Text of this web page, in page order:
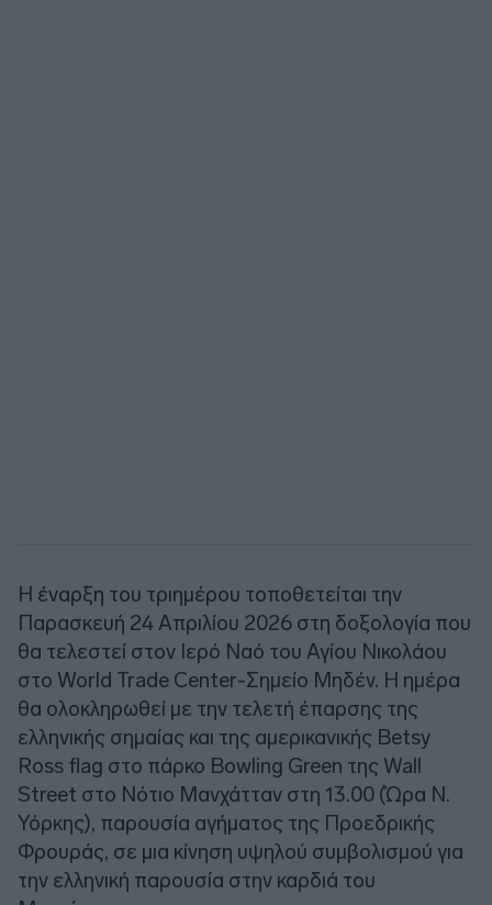
Η έναρξη του τριημέρου τοποθετείται την
Παρασκευή 24 Απριλίου 2026 στη δοξολογία που
θα τελεστεί στον Ιερό Ναό του Αγίου Νικολάου
στο World Trade Center-Σημείο Μηδέν. Η ημέρα
θα ολοκληρωθεί με την τελετή έπαρσης της
ελληνικής σημαίας και της αμερικανικής Betsy
Ross flag στο πάρκο Bowling Green της Wall
Street στο Νότιο Μανχάτταν στη 13.00 (Ώρα Ν.
Υόρκης), παρουσία αγήματος της Προεδρικής
Φρουράς, σε μια κίνηση υψηλού συμβολισμού για
την ελληνική παρουσία στην καρδιά του